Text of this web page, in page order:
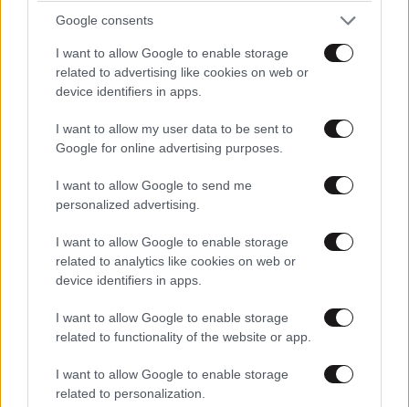
Google consents
I want to allow Google to enable storage
related to advertising like cookies on web or
device identifiers in apps.
I want to allow my user data to be sent to
Google for online advertising purposes.
I want to allow Google to send me
personalized advertising.
I want to allow Google to enable storage
related to analytics like cookies on web or
device identifiers in apps.
I want to allow Google to enable storage
related to functionality of the website or app.
I want to allow Google to enable storage
related to personalization.
ΑΘΛΗΤΙΚΑ 07·08·2026 21:30
υπογράφει σε ελληνική ομάδα-έκπληξη!